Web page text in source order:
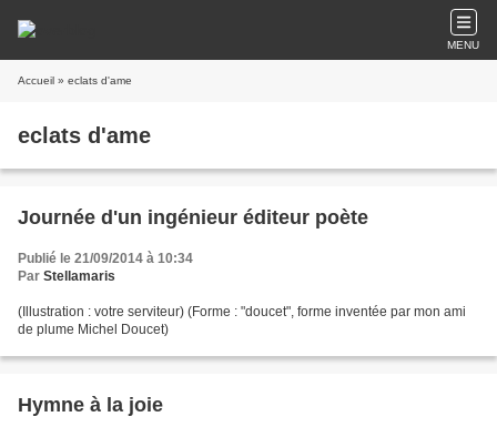
MENU
Accueil » eclats d'ame
eclats d'ame
Journée d'un ingénieur éditeur poète
Publié le 21/09/2014 à 10:34
Par Stellamaris
(Illustration : votre serviteur) (Forme : "doucet", forme inventée par mon ami
de plume Michel Doucet)
Hymne à la joie